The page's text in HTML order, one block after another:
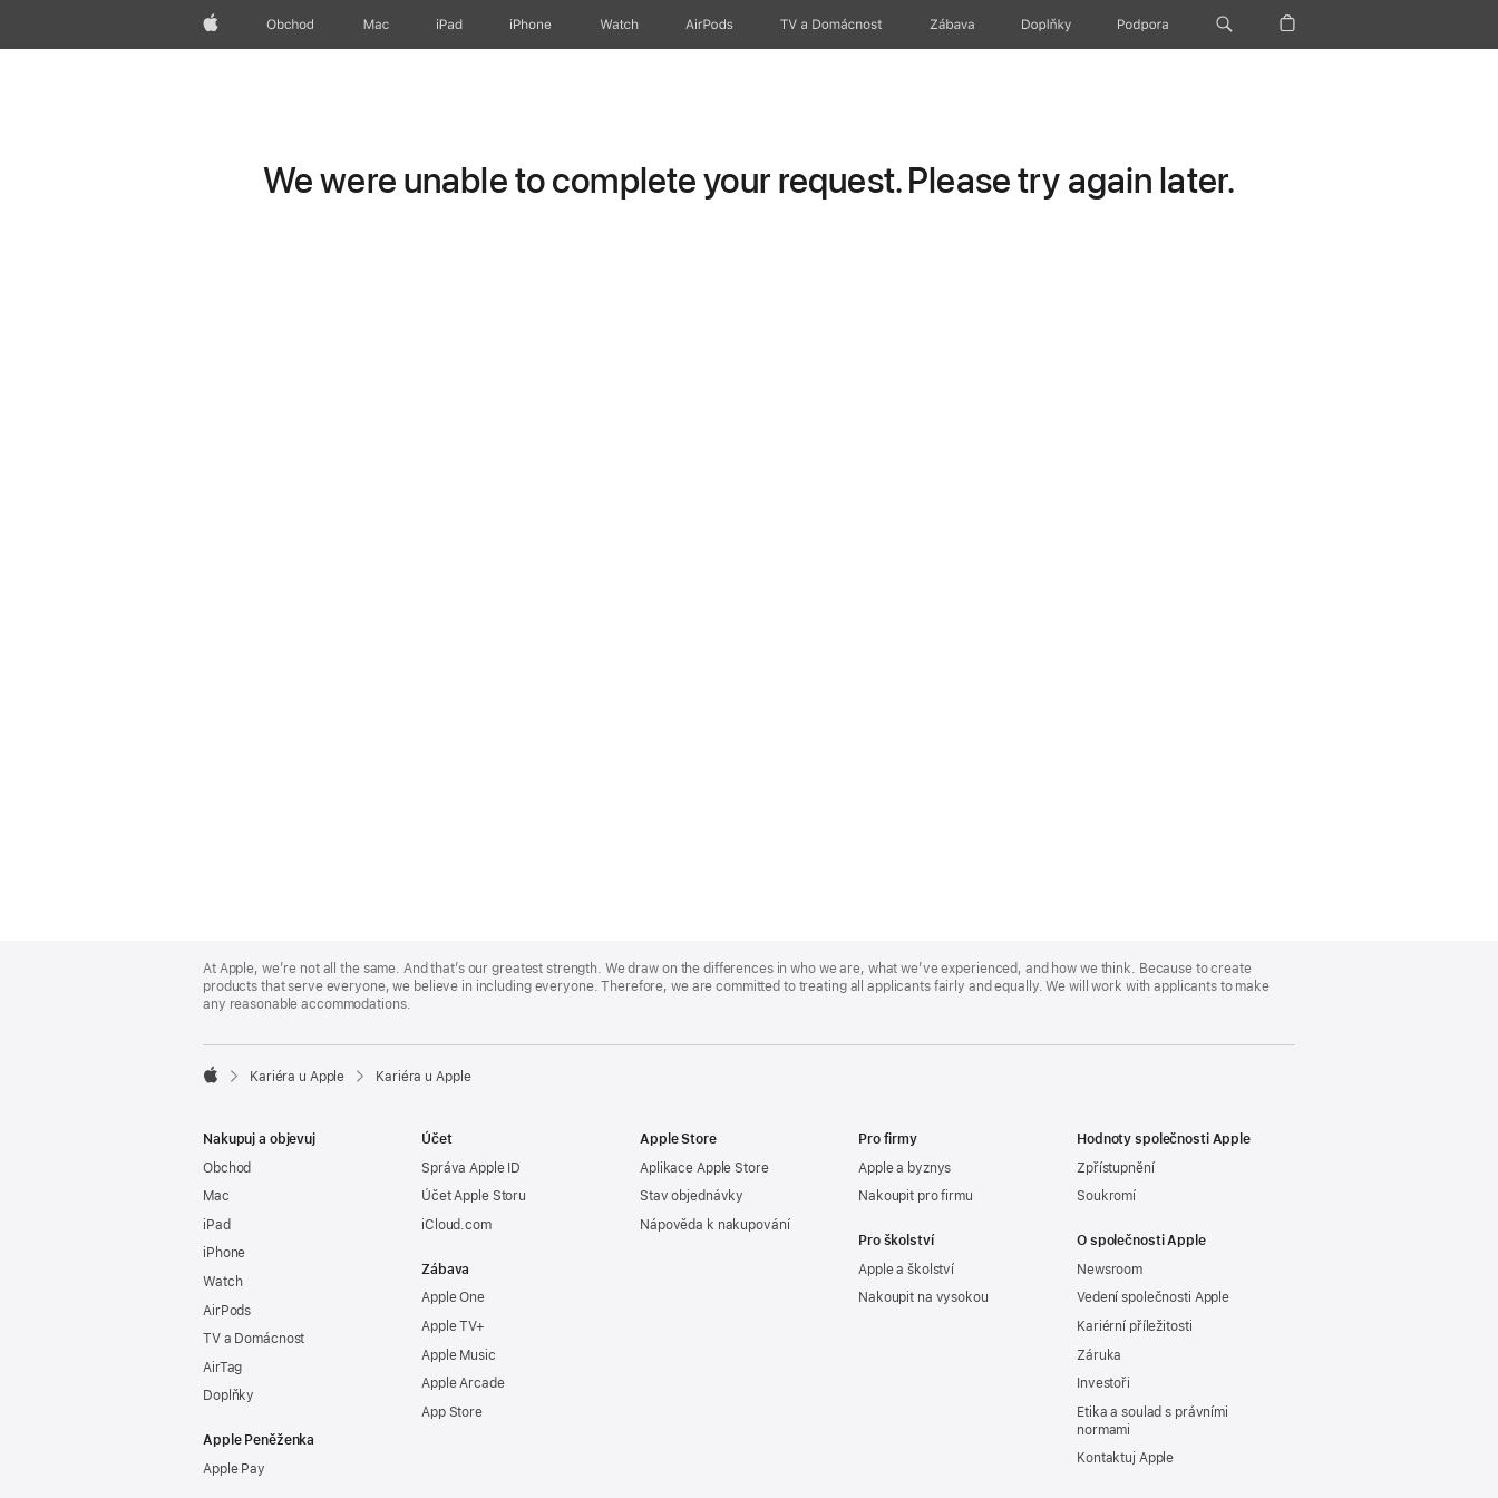
AppleObchod Mac iPad iPhone Watch AirPods TV a Domácnost Zábava Doplňky Podpora
We were unable to complete your request. Please try again later.
Footer
At Apple, we’re not all the same. And that’s our greatest strength. We draw on the differences in who we are, what we’ve experienced, and how we think. Because to create
products that serve everyone, we believe in including everyone. Therefore, we are committed to treating all applicants fairly and equally. We will work with applicants to make
any reasonable accommodations.

Kariéra u Apple Kariéra u Apple
Nakupuj a objevuj
Obchod
Mac
iPad
iPhone
Watch
AirPods
TV a Domácnost
AirTag
Doplňky
Apple Peněženka
Apple Pay
Účet
Správa Apple ID
Účet Apple Storu
iCloud.com
Zábava
Apple One
Apple TV+
Apple Music
Apple Arcade
App Store
Apple Store
Aplikace Apple Store
Stav objednávky
Nápověda k nakupování
Pro firmy
Apple a byznys
Nakoupit pro firmu
Pro školství
Apple a školství
Nakoupit na vysokou
Hodnoty společnosti Apple
Zpřístupnění
Soukromí
O společnosti Apple
Newsroom
Vedení společnosti Apple
Kariérní příležitosti
Záruka
Investoři
Etika a soulad s právními
normami
Kontaktuj Apple